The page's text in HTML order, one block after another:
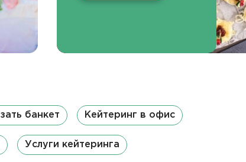
банкет Кейтеринг в офис
Услуги кейтеринга